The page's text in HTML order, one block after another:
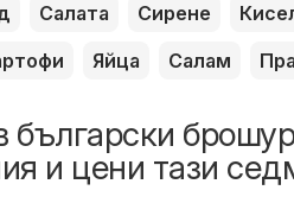
Салата Сирене
Яйца Салам
български
и цени тази